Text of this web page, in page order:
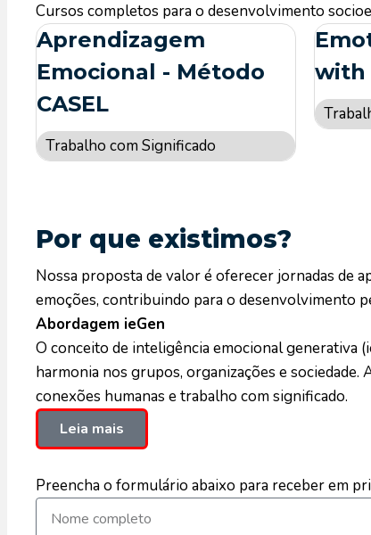
Cursos completos para o desenvolvimento
Aprendizagem
Emocional - Método
CASEL
Trabalho com Significado
with
Por que existimos?
Nossa proposta de valor é oferecer jornadas de
emoções, contribuindo para o desenvolvimento
Abordagem ieGen
O conceito de inteligência emocional generativa
harmonia nos grupos, organizações e
conexões humanas e trabalho com significado.
Leia mais
Preencha o formulário abaixo para receber em